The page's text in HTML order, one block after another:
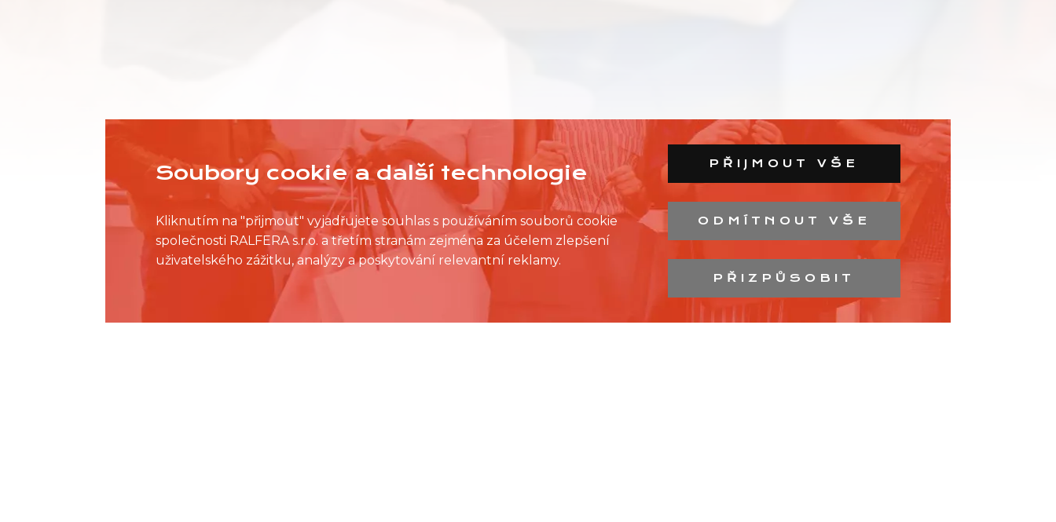
Soubory cookie a další technologie
Kliknutím na "přijmout" vyjadřujete souhlas s používáním souborů cookie
společnosti RALFERA s.r.o. a třetím stranám zejména za účelem zlepšení
uživatelského zážitku, analýzy a poskytování relevantní reklamy.
PŘIJMOUT VŠE
ODMÍTNOUT VŠE
PŘIZPŮSOBIT